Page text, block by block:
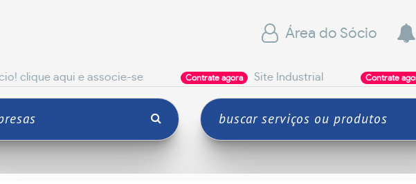
Área do Sócio
e associe-se Contrate agora Site Industrial Contrate agora